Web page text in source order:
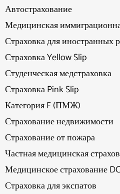
Автострахование
Медицинская
Страховка для иностранных
Страховка Yellow Slip
Студенческая медстраховка
Страховка Pink Slip
Категория F (ПМЖ)
Страхование недвижимости
Страхование от пожара
Частная медицинская
Медицинское страхование
Страховка для экспатов